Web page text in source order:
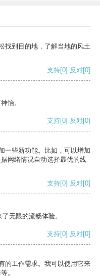
找到目的地，了解当地的风土
支持[0] 反对[0]
怡。
支持[0] 反对[0]
一些新功能。比如，可以增加
网络情况自动选择最优的线
支持[0] 反对[0]
无限的流畅体验。
支持[0] 反对[0]
的工作需求。我可以使用它来
。